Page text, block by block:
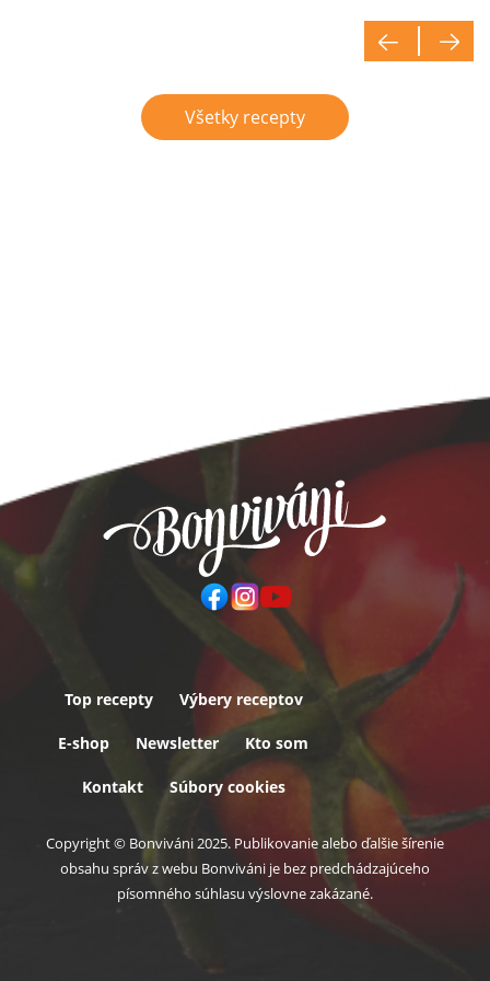
Všetky recepty
Top recepty Výbery receptov
E-shop Newsletter Kto som
Kontakt Súbory cookies
Copyright © Bonviváni 2025. Publikovanie alebo ďalšie šírenie
obsahu správ z webu Bonviváni je bez predchádzajúceho
písomného súhlasu výslovne zakázané.